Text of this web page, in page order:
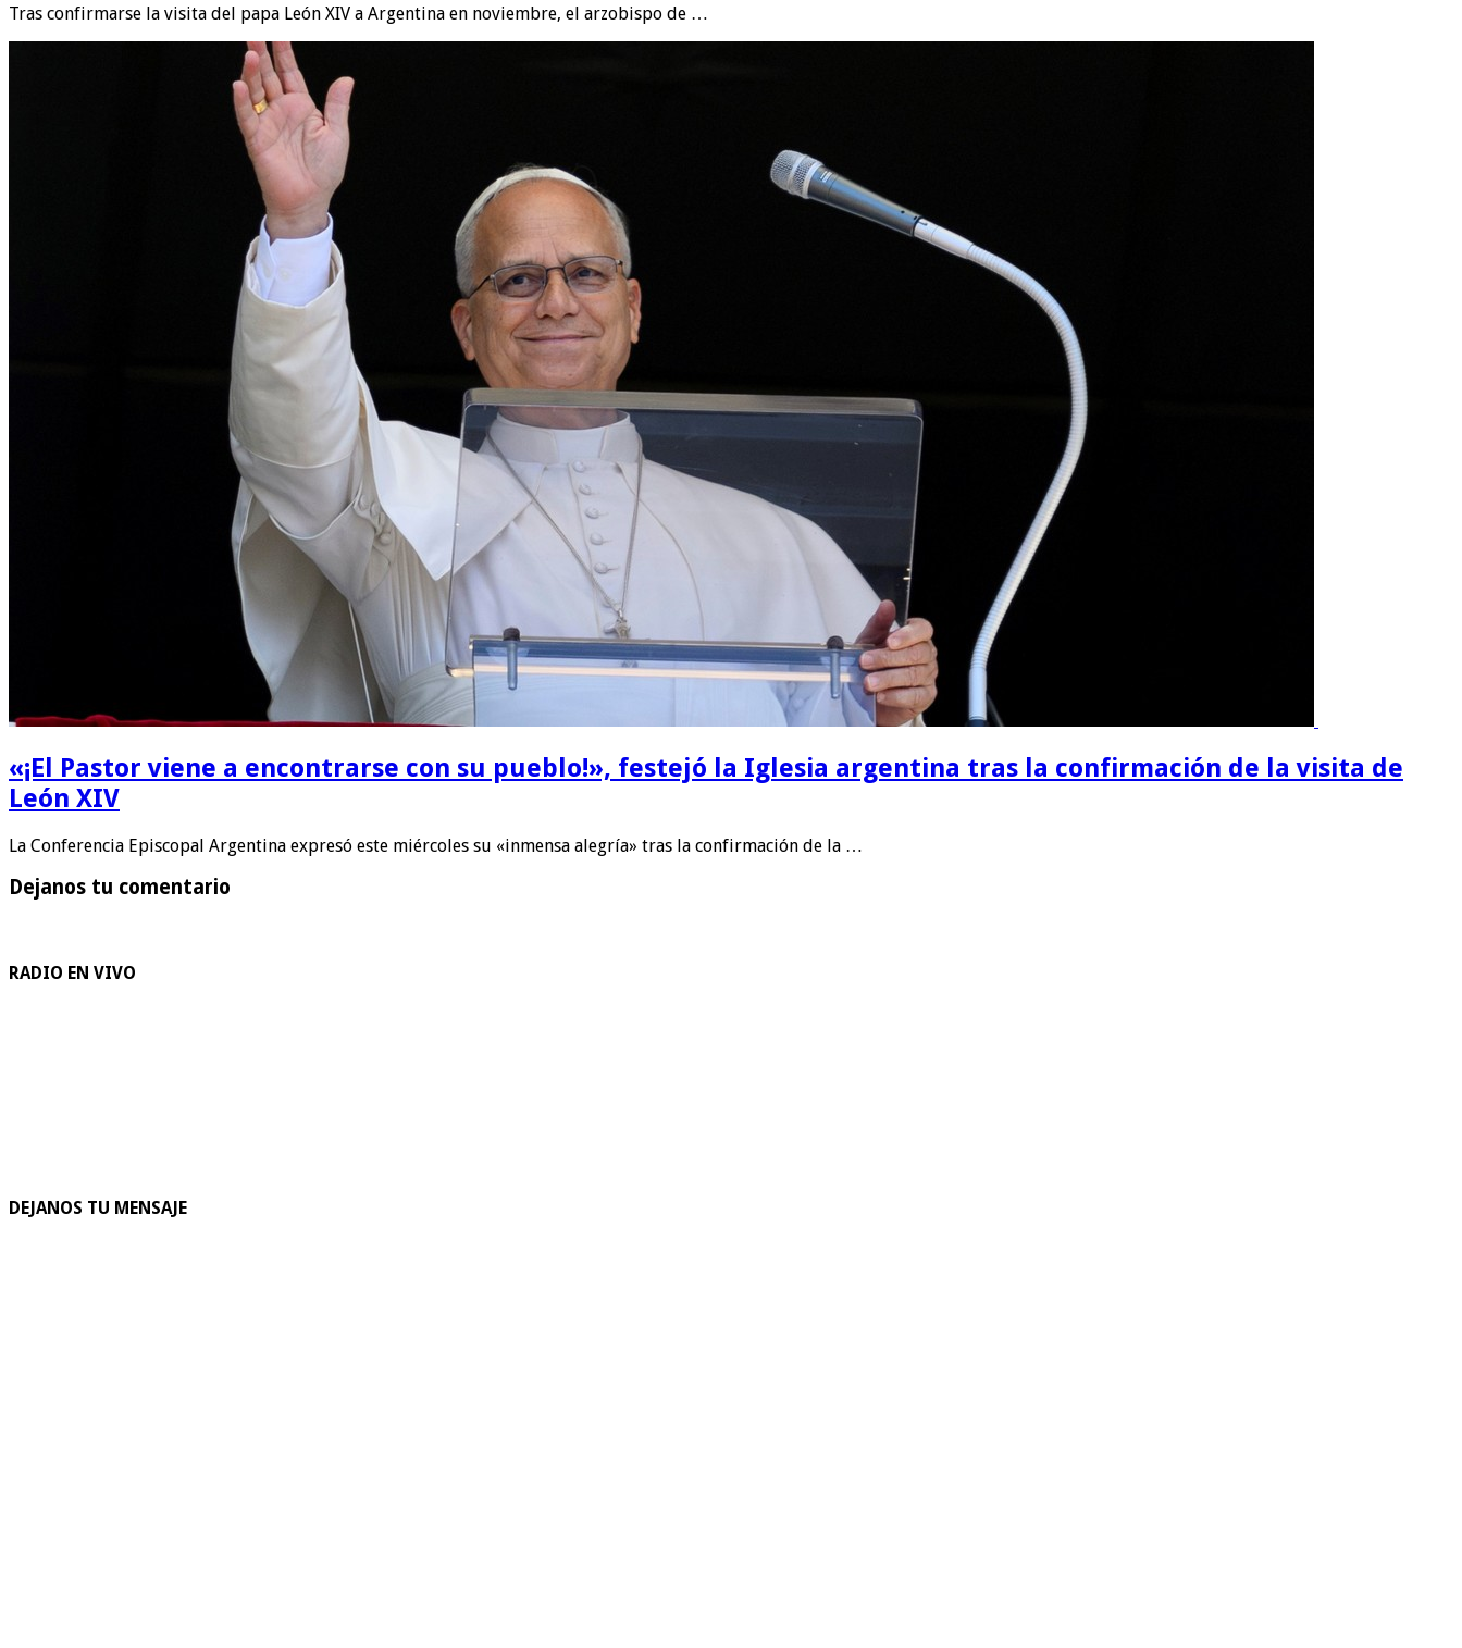
Tras confirmarse la visita del papa León XIV a Argentina en noviembre, el arzobispo de …
«¡El Pastor viene a encontrarse con su pueblo!», festejó la Iglesia argentina tras la confirmación de la visita de
León XIV
La Conferencia Episcopal Argentina expresó este miércoles su «inmensa alegría» tras la confirmación de la …
Dejanos tu comentario
RADIO EN VIVO
DEJANOS TU MENSAJE